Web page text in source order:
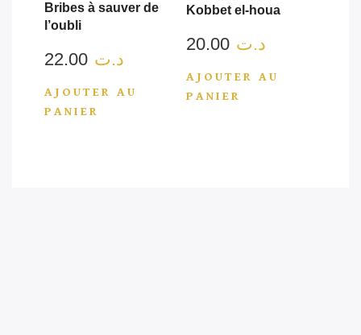
Bribes à sauver de
l’oubli
د.ت
AJOUTER AU
PANIER
Kobbet el-houa
د.ت 20.00
AJOUTER AU
PANIER